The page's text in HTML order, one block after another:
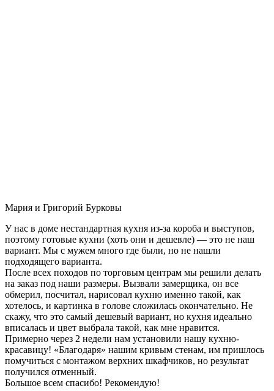
Мария и Григорий Бурковы
У нас в доме нестандартная кухня из-за короба и выступов,
поэтому готовые кухни (хоть они и дешевле) — это не наш
вариант. Мы с мужем много где были, но не нашли
подходящего варианта.
После всех походов по торговым центрам мы решили делать
на заказ под наши размеры. Вызвали замерщика, он все
обмерил, посчитал, нарисовал кухню именно такой, как
хотелось, и картинка в голове сложилась окончательно. Не
скажу, что это самый дешевый вариант, но кухня идеально
вписалась и цвет выбрала такой, как мне нравится.
Примерно через 2 недели нам установили нашу кухню-
красавицу! «Благодаря» нашим кривым стенам, им пришлось
помучиться с монтажом верхних шкафчиков, но результат
получился отменный.
Большое всем спасибо! Рекомендую!